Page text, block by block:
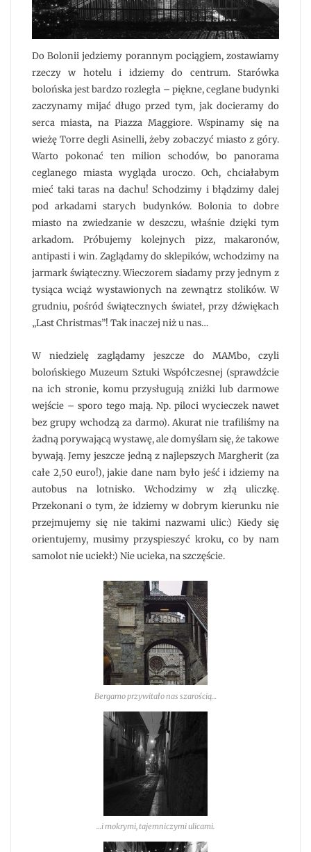
Do Bolonii jedziemy porannym pociągiem, zostawiamy
rzeczy w hotelu i idziemy do centrum. Starówka
bolońska jest bardzo rozległa – piękne, ceglane budynki
zaczynamy mijać długo przed tym, jak docieramy do
serca miasta, na Piazza Maggiore. Wspinamy się na
wieżę Torre degli Asinelli, żeby zobaczyć miasto z góry.
Warto pokonać ten milion schodów, bo panorama
ceglanego miasta wygląda uroczo. Och, chciałabym
mieć taki taras na dachu! Schodzimy i błądzimy dalej
pod arkadami starych budynków. Bolonia to dobre
miasto na zwiedzanie w deszczu, właśnie dzięki tym
arkadom. Próbujemy kolejnych pizz, makaronów,
antipasti i win. Zaglądamy do sklepików, wchodzimy na
jarmark świąteczny. Wieczorem siadamy przy jednym z
tysiąca wciąż wystawionych na zewnątrz stolików. W
grudniu, pośród świątecznych świateł, przy dźwiękach
„Last Christmas”! Tak inaczej niż u nas…
W niedzielę zaglądamy jeszcze do MAMbo, czyli
bolońskiego Muzeum Sztuki Współczesnej (sprawdźcie
na ich stronie, komu przysługują zniżki lub darmowe
wejście – sporo tego mają. Np. piloci wycieczek nawet
bez grupy wchodzą za darmo). Akurat nie trafiliśmy na
żadną porywającą wystawę, ale domyślam się, że takowe
bywają. Jemy jeszcze jedną z najlepszych Margherit (za
całe 2,50 euro!), jakie dane nam było jeść i idziemy na
autobus na lotnisko. Wchodzimy w złą uliczkę.
Przekonani o tym, że idziemy w dobrym kierunku nie
przejmujemy się nie takimi nazwami ulic:) Kiedy się
orientujemy, musimy przyspieszyć kroku, co by nam
samolot nie uciekł:) Nie ucieka, na szczęście.
Bergamo przywitało nas szarością…
…i mokrymi, tajemniczymi ulicami.